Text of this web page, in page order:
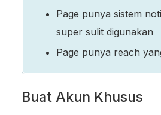
Page punya sistem
super sulit digunakan
Page punya reach
Buat Akun Khusus